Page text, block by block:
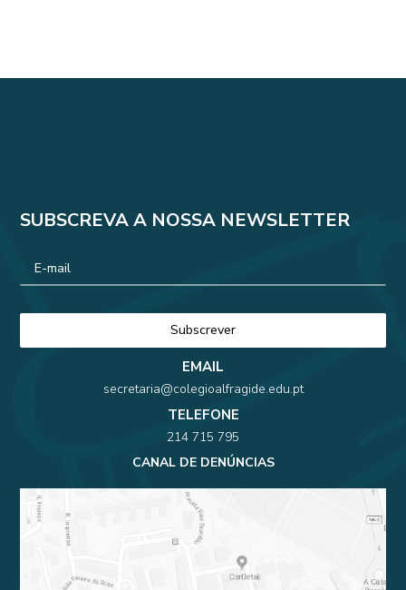
SUBSCREVA A NOSSA NEWSLETTER
EMAIL
secretaria@colegioalfragide.edu.pt
TELEFONE
214 715 795
CANAL DE DENÚNCIAS